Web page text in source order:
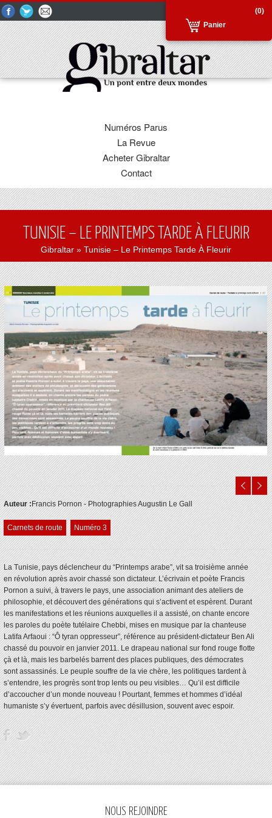
(0)
Panier
Numéros Parus
La Revue
Acheter Gibraltar
Contact
TUNISIE – LE PRINTEMPS TARDE À FLEURIR
Gibraltar » Tunisie – Le Printemps Tarde À Fleurir
Auteur :Francis Pornon - Photographies Augustin Le Gall
Carnets de route Numéro 3
La Tunisie, pays déclencheur du “Printemps arabe”, vit sa troisième année
en révolution après avoir chassé son dictateur. L’écrivain et poète Francis
Pornon a suivi, à travers le pays, une association animant des ateliers de
philosophie, et découvert des générations qui s’activent et espèrent. Durant
les manifestations et les réunions auxquelles il a assisté, on chante encore
les paroles du poète tutélaire Chebbi, mises en musique par la chanteuse
Latifa Arfaoui : “Ô tyran oppresseur”, référence au président-dictateur Ben Ali
chassé du pouvoir en janvier 2011. Le drapeau national sur fond rouge flotte
çà et là, mais les barbelés barrent des places publiques, des démocrates
sont assassinés. Le peuple souffre de la vie chère, les politiques tardent à
s’entendre, les progrès sont trop lents ou peu visibles… Qu’il est difficile
d’accoucher d’un monde nouveau ! Pourtant, femmes et hommes d’idéal
humaniste s’y évertuent, parfois avec désillusion, souvent avec espoir.
NOUS REJOINDRE